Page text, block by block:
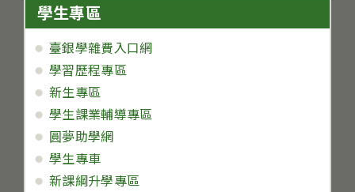
學生專區
臺銀學雜費入口網
學習歷程專區
新生專區
學生課業輔導專區
圓夢助學網
學生專車
新課綱升學專區